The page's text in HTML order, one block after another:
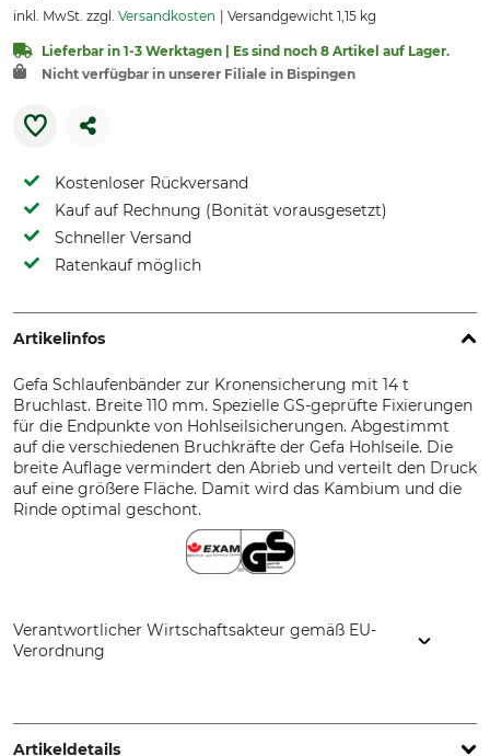
inkl. MwSt. zzgl. Versandkosten Versandgewicht 1,15 kg
Lieferbar in 1-3 Werktagen | Es sind noch 8 Artikel auf Lager.
Nicht verfügbar in unserer Filiale in Bispingen
Kostenloser Rückversand
Kauf auf Rechnung (Bonität vorausgesetzt)
Schneller Versand
Ratenkauf möglich
Artikelinfos
Gefa Schlaufenbänder zur Kronensicherung mit 14 t
Bruchlast. Breite 110 mm. Spezielle GS-geprüfte Fixierungen
für die Endpunkte von Hohlseilsicherungen. Abgestimmt
auf die verschiedenen Bruchkräfte der Gefa Hohlseile. Die
breite Auflage vermindert den Abrieb und verteilt den Druck
auf eine größere Fläche. Damit wird das Kambium und die
Rinde optimal geschont.
Verantwortlicher Wirtschaftsakteur gemäß EU-
Verordnung
Germany, www.gefafabritz.com
Artikeldetails